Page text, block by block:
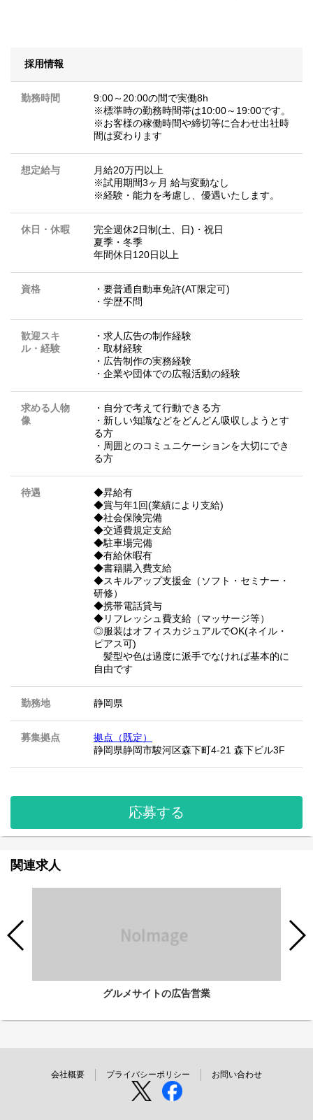
採用情報
勤務時間
9:00～20:00の間で実働8h
※標準時の勤務時間帯は10:00～19:00です。
※お客様の稼働時間や締切等に合わせ出社時
間は変わります
想定給与
月給20万円以上
※試用期間3ヶ月 給与変動なし
※経験・能力を考慮し、優遇いたします。
休日・休暇
完全週休2日制(土、日)・祝日
夏季・冬季
年間休日120日以上
資格
・要普通自動車免許(AT限定可)
・学歴不問
歓迎スキ
ル・経験
・求人広告の制作経験
・取材経験
・広告制作の実務経験
・企業や団体での広報活動の経験
求める人物
像
・自分で考えて行動できる方
・新しい知識などをどんどん吸収しようとす
る方
・周囲とのコミュニケーションを大切にでき
る方
待遇
◆昇給有
◆賞与年1回(業績により支給)
◆社会保険完備
◆交通費規定支給
◆駐車場完備
◆有給休暇有
◆書籍購入費支給
◆スキルアップ支援金（ソフト・セミナー・
研修）
◆携帯電話貸与
◆リフレッシュ費支給（マッサージ等）
◎服装はオフィスカジュアルでOK(ネイル・
ピアス可)
髪型や色は過度に派手でなければ基本的に
自由です
勤務地 静岡県
募集拠点
拠点（既定）
静岡県静岡市駿河区森下町4-21 森下ビル3F
応募する
関連求人
グルメサイトの広告営業
会社概要 プライバシーポリシー お問い合わせ